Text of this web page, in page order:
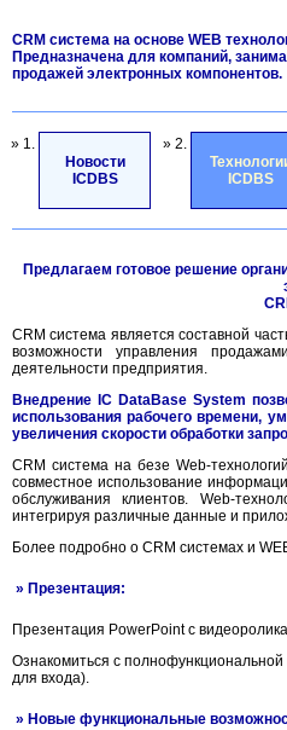
CRM система на основе WEB
Предназначена для компаний,
продажей электронных компонентов.
» 1.
Новости
ICDBS
» 2.
ICDBS
Предлагаем готовое решение
CRM система является составной
возможности управления
деятельности предприятия.
Внедрение IC DataBase System
использования рабочего времени,
увеличения скорости обработки
CRM система на безе Web-
совместное использование
обслуживания клиентов. Web-
интегрируя различные данные и
Более подробно о CRM системах и
» Презентация:
Презентация PowerPoint с
Ознакомиться с
для входа).
» Новые функциональные